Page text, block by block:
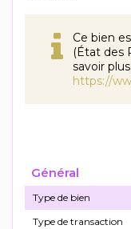
Ce bien
(État des
savoir
https://
Général
Type de bien
Type de transaction